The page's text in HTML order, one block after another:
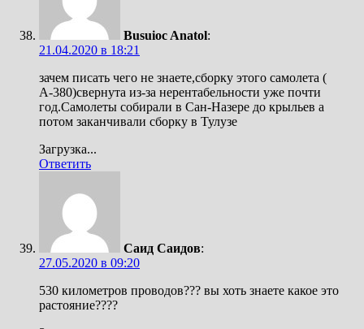
Busuioc Anatol:
21.04.2020 в 18:21
зачем писать чего не знаете,сборку этого самолета (
А-380)свернута из-за нерентабельности уже почти
год.Самолеты собирали в Сан-Назере до крыльев а
потом заканчивали сборку в Тулузе
Загрузка...
Ответить
Саид Саидов:
27.05.2020 в 09:20
530 километров проводов??? вы хоть знаете какое это
растояние????